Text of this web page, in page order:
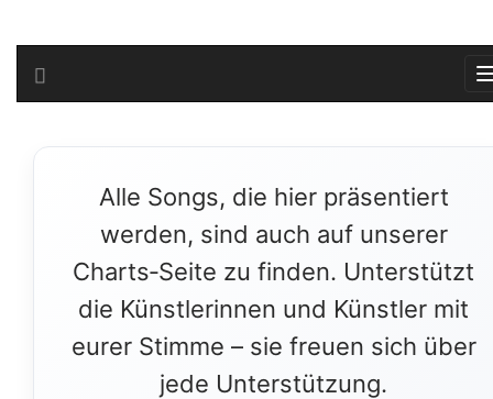
Alle Songs, die hier präsentiert
werden, sind auch auf unserer
Charts‑Seite zu finden. Unterstützt
die Künstlerinnen und Künstler mit
eurer Stimme – sie freuen sich über
jede Unterstützung.